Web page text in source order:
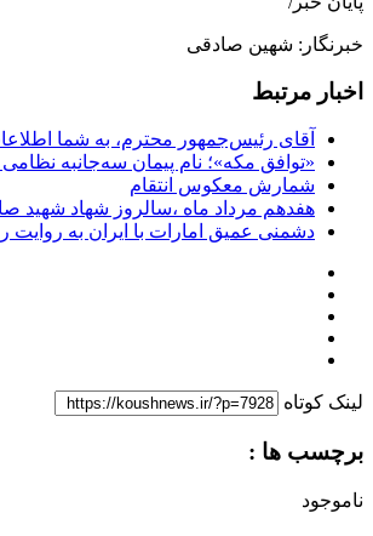
خبرنگار: شهین صادقی
اخبار مرتبط
آقای رئیس‌جمهور محترم، به شما
«توافق مکه»؛ نام پیمان سه‌جانبه
شمارش معکوس انتقام
هفدهم مرداد ماه ،سالروز شهاد شهید
دشمنی عمیق امارات با ایران به روایت
لینک کوتاه
برچسب ها :
ناموجود